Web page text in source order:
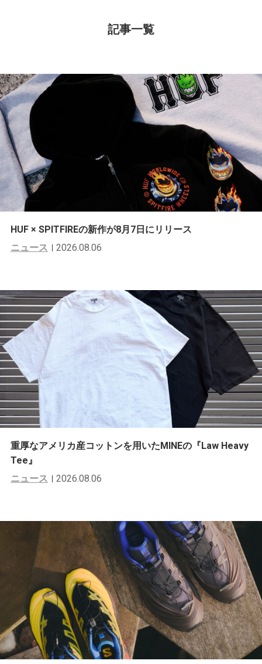
記事一覧
HUF × SPITFIREの新作が8月7日にリリース
ニュース
2026.08.06
重厚なアメリカ産コットンを用いたMINEの『Law Heavy
Tee』
ニュース
2026.08.06